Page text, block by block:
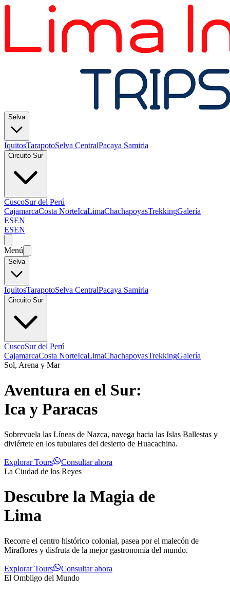
Selva
IquitosTarapotoSelva CentralPacaya Samiria
Circuito Sur
CuscoSur del Perú
CajamarcaCosta NorteIcaLimaChachapoyasTrekkingGalería
ESEN
ESEN
Menú
Selva
IquitosTarapotoSelva CentralPacaya Samiria
Circuito Sur
CuscoSur del Perú
CajamarcaCosta NorteIcaLimaChachapoyasTrekkingGalería
Sol, Arena y Mar
Aventura en el Sur:
Ica y Paracas
Sobrevuela las Líneas de Nazca, navega hacia las Islas Ballestas y
diviértete en los tubulares del desierto de Huacachina.
Explorar Tours
Consultar ahora
La Ciudad de los Reyes
Descubre la Magia de
Lima
Recorre el centro histórico colonial, pasea por el malecón de
Miraflores y disfruta de la mejor gastronomía del mundo.
Explorar Tours
Consultar ahora
El Ombligo del Mundo